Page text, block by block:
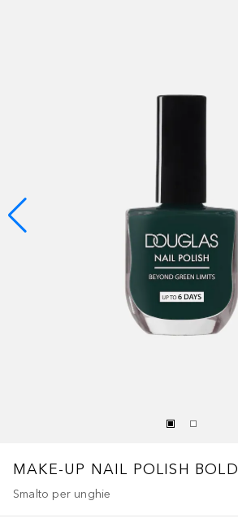
MAKE-UP NAIL POLISH BOLD
Smalto per unghie